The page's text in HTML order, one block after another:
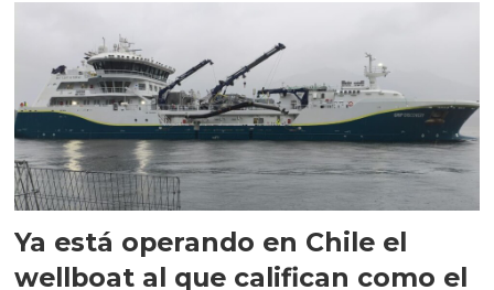
Ya está operando en Chile el
wellboat al que califican como el